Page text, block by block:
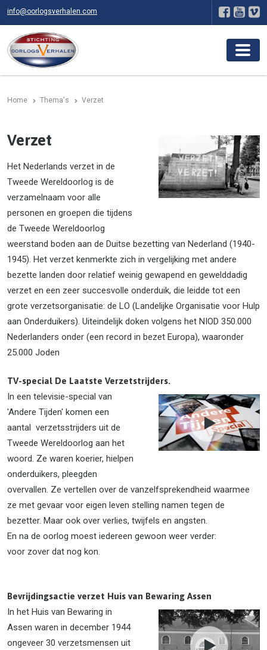
info@oorlogsverhalen.com
Home Thema's Verzet
Verzet
Het Nederlands verzet in de
Tweede Wereldoorlog is de
verzamelnaam voor alle
personen en groepen die tijdens
de Tweede Wereldoorlog
weerstand boden aan de Duitse bezetting van Nederland (1940-
1945). Het verzet kenmerkte zich in vergelijking met andere
bezette landen door relatief weinig gewapend en gewelddadig
verzet en een zeer succesvolle onderduik, die leidde tot een
grote verzetsorganisatie: de LO (Landelijke Organisatie voor Hulp
aan Onderduikers). Uiteindelijk doken volgens het NIOD 350.000
Nederlanders onder (een record in bezet Europa), waaronder
25.000 Joden
TV-special De Laatste Verzetstrijders.
In een televisie-special van
'Andere Tijden' komen een
aantal verzetsstrijders uit de
Tweede Wereldoorlog aan het
woord. Ze waren koerier, hielpen
onderduikers, pleegden
overvallen. Ze vertellen over de vanzelfsprekendheid waarmee
ze met gevaar voor eigen leven stelling namen tegen de
bezetter. Maar ook over verlies, twijfels en angsten.
En na de oorlog moest iedereen gewoon weer verder:
voor zover dat nog kon.
Bevrijdingsactie verzet Huis van Bewaring Assen
In het Huis van Bewaring in
Assen waren in december 1944
ongeveer 30 verzetsmensen uit